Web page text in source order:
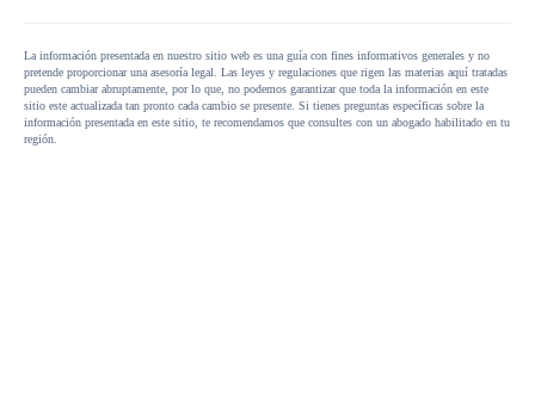
La información presentada en nuestro sitio web es una guía con fines informativos generales y no
pretende proporcionar una asesoría legal. Las leyes y regulaciones que rigen las materias aquí tratadas
pueden cambiar abruptamente, por lo que, no podemos garantizar que toda la información en este
sitio este actualizada tan pronto cada cambio se presente. Si tienes preguntas específicas sobre la
información presentada en este sitio, te recomendamos que consultes con un abogado habilitado en tu
región.